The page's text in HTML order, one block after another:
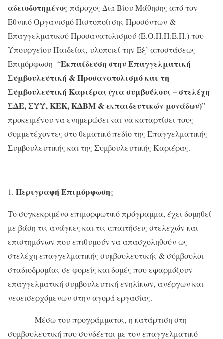
αδειοδοτημένος πάροχος Δια Βίου Μάθησης από τον
Εθνικό Οργανισμό Πιστοποίησης Προσόντων &
Επαγγελματικού Προσανατολισμού (Ε.Ο.Π.Π.Ε.Π.) του
Υπουργείου Παιδείας, υλοποιεί την Εξ’ αποστάσεως
Επιμόρφωση “Εκπαίδευση στην Επαγγελματική
Συμβουλευτική & Προσανατολισμό και τη
Συμβουλευτική Καριέρας (για συμβούλους – στελέχη
ΣΔΕ, ΣΥΥ, ΚΕΚ, ΚΔΒΜ & εκπαιδευτικών μονάδων)”
προκειμένου να ενημερώσει και να καταρτίσει τους
συμμετέχοντες στο θεματικό πεδίο της Επαγγελματικής
Συμβουλευτικής και της Συμβουλευτικής Καριέρας.
Περιγραφή Επιμόρφωσης
Το συγκεκριμένο επιμορφωτικό πρόγραμμα, έχει δομηθεί
με βάση τις ανάγκες και τις απαιτήσεις στελεχών και
επιστημόνων που επιθυμούν να απασχοληθούν ως
στελέχη επαγγελματικής συμβουλευτικής & σύμβουλοι
σταδιοδρομίας σε φορείς και δομές που εφαρμόζουν
επαγγελματική συμβουλευτική ενηλίκων, ανέργων και
νεοεισερχόμενων στην αγορά εργασίας.
Μέσω του προγράμματος, η κατάρτιση στη
συμβουλευτική που συνδέεται με τον επαγγελματικό